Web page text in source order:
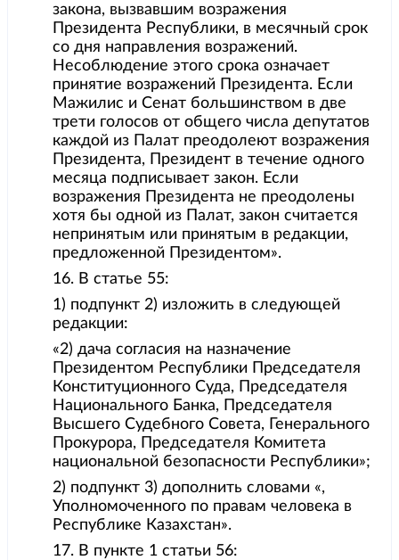
закона, вызвавшим возражения
Президента Республики, в месячный срок
со дня направления возражений.
Несоблюдение этого срока означает
принятие возражений Президента. Если
Мажилис и Сенат большинством в две
трети голосов от общего числа депутатов
каждой из Палат преодолеют возражения
Президента, Президент в течение одного
месяца подписывает закон. Если
возражения Президента не преодолены
хотя бы одной из Палат, закон считается
непринятым или принятым в редакции,
предложенной Президентом».
16. В статье 55:
1) подпункт 2) изложить в следующей
редакции:
«2) дача согласия на назначение
Президентом Республики Председателя
Конституционного Суда, Председателя
Национального Банка, Председателя
Высшего Судебного Совета, Генерального
Прокурора, Председателя Комитета
национальной безопасности Республики»;
2) подпункт 3) дополнить словами «,
Уполномоченного по правам человека в
Республике Казахстан».
17. В пункте 1 статьи 56: